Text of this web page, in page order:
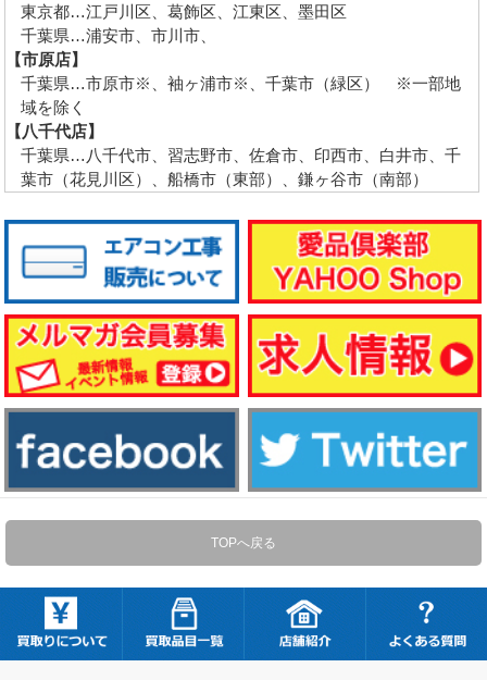
東京都…江戸川区、葛飾区、江東区、墨田区
千葉県…浦安市、市川市、
【市原店】
千葉県…市原市※、袖ヶ浦市※、千葉市（緑区） ※一部地
域を除く
【八千代店】
千葉県…八千代市、習志野市、佐倉市、印西市、白井市、千
葉市（花見川区）、船橋市（東部）、鎌ヶ谷市（南部）
TOPへ戻る